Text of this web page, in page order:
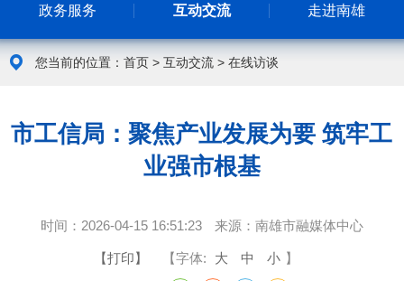
政务服务 互动交流 走进南雄
您当前的位置： 首页> 互动交流> 在线访谈
市工信局：聚焦产业发展为要 筑牢工
业强市根基
时间： 2026-04-15 16:51:23 来源： 南雄市融媒体中心
【打印】 【字体: 大 中 小 】